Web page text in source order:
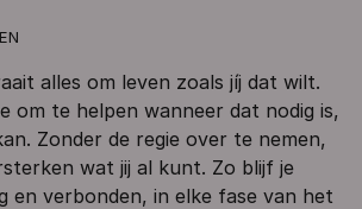
alles om leven zoals jíj dat wilt.
om te helpen wanneer dat nodig is,
Zonder de regie over te nemen,
wat jij al kunt. Zo blijf je
en verbonden, in elke fase van het